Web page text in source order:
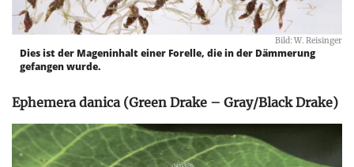
Bild: W. Reisinger
Dies ist der Mageninhalt einer Forelle, die in der Dämmerung
gefangen wurde.
Ephemera danica (Green Drake – Gray/Black Drake)